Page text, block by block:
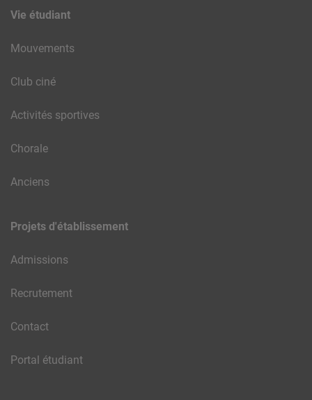
Vie étudiant
Mouvements
Club ciné
Activités sportives
Chorale
Anciens
Projets d'établissement
Admissions
Recrutement
Contact
Portal étudiant